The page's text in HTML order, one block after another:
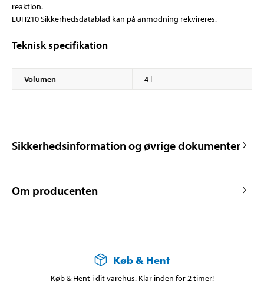
reaktion.
EUH210 Sikkerhedsdatablad kan på anmodning rekvireres.
Teknisk specifikation
Volumen 4 l
Sikkerhedsinformation og øvrige dokumenter
Om producenten
Køb & Hent
Køb & Hent i dit varehus. Klar inden for 2 timer!